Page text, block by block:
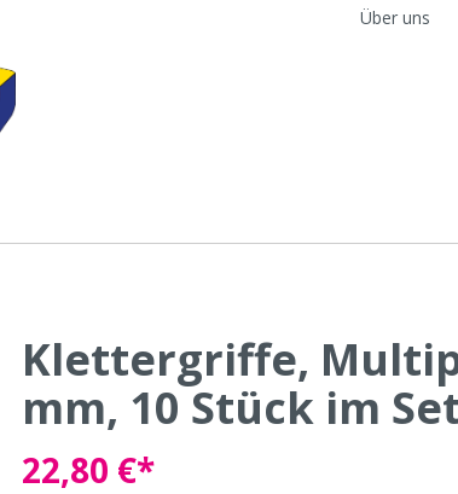
Über uns
aus Holz -
Klettergriffe,
mm, 10 Stück im
22,80 €*